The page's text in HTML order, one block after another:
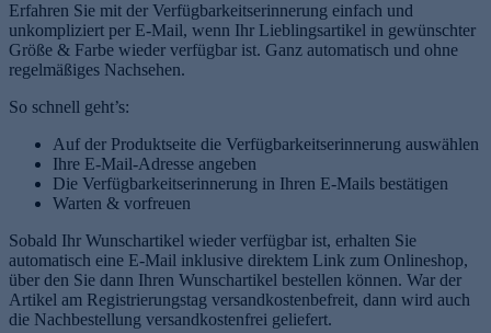
Erfahren Sie mit der Verfügbarkeitserinnerung einfach und
unkompliziert per E-Mail, wenn Ihr Lieblingsartikel in gewünschter
Größe & Farbe wieder verfügbar ist. Ganz automatisch und ohne
regelmäßiges Nachsehen.
So schnell geht’s:
Auf der Produktseite die Verfügbarkeitserinnerung auswählen
Ihre E-Mail-Adresse angeben
Die Verfügbarkeitserinnerung in Ihren E-Mails bestätigen
Warten & vorfreuen
Sobald Ihr Wunschartikel wieder verfügbar ist, erhalten Sie
automatisch eine E-Mail inklusive direktem Link zum Onlineshop,
über den Sie dann Ihren Wunschartikel bestellen können. War der
Artikel am Registrierungstag versandkostenbefreit, dann wird auch
die Nachbestellung versandkostenfrei geliefert.